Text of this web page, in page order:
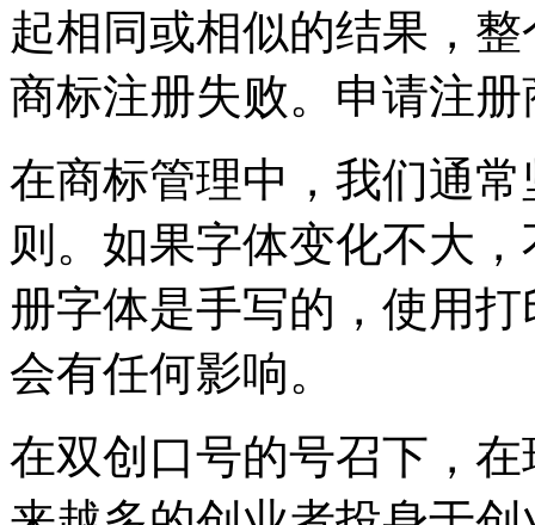
起相同或相似的结果，
商标注册失败。申请注
在商标管理中，我们通
则。如果字体变化不大
册字体是手写的，使用
会有任何影响。
在双创口号的号召下，